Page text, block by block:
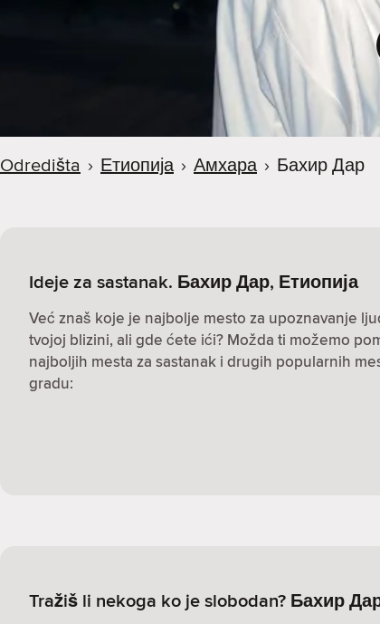
Odredišta › Етиопија › Амхара › Бахир Дар
Ideje za sastanak. Бахир Дар, Етиопија
Već znaš koje je najbolje mesto za upoznavanje
tvojoj blizini, ali gde ćete ići? Možda ti možemo
najboljih mesta za sastanak i drugih popularnih
gradu:
Tražiš li nekoga ko je slobodan? Бахир